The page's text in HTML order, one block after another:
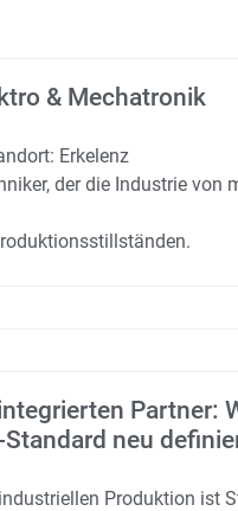
& Mechatronik
Erkelenz
der die Industrie von
Partner:
neu
Produktion ist